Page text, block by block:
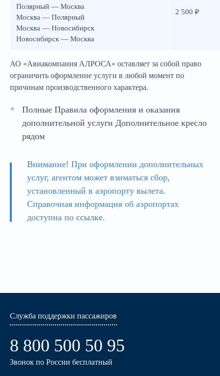
Полярный — Москва
Москва — Полярный
Москва — Новосибирск
Новосибирск — Москва
2 500 ₽
АО «Авиакомпания АЛРОСА» оставляет за собой право
ограничить оформление услуги в любой момент по
причинам производственного характера.
Полные Правила оформления и оказания
дополнительной услуги Дополнительное кресло
рядом
Внимание! При оформлении дополнительных
услуг, агентом может взиматься сбор,
установленный в аэропорту вылета.
Справочная информация об аэропортах
доступна по ссылке.
Служба поддержки пассажиров
8 800 500 50 95
Звонок по России бесплатный